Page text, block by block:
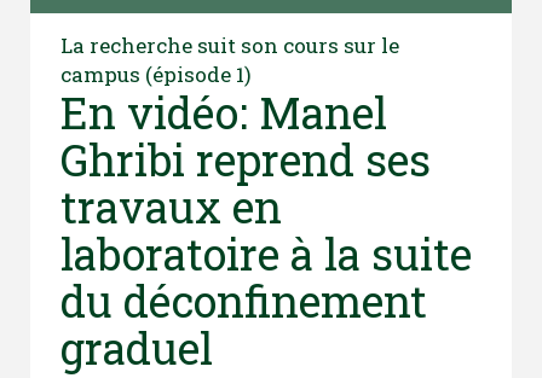
La recherche suit son cours sur le
campus (épisode 1)
En vidéo: Manel
Ghribi reprend ses
travaux en
laboratoire à la suite
du déconfinement
graduel